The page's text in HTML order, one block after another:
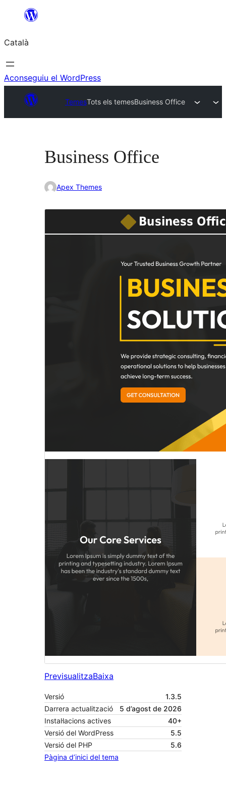
contingut
Català
Aconseguiu el WordPress
TemesTots els temesBusiness Office
Business Office
Apex Themes
PrevisualitzaBaixa
Versió
1.3.5
Darrera actualització
5 d’agost de 2026
Instal·lacions actives
40+
Versió del WordPress
5.5
Versió del PHP
5.6
Pàgina d’inici del tema